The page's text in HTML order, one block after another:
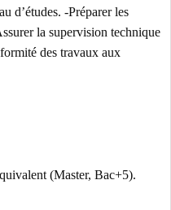
d’études. -Préparer les
-Assurer la supervision
conformité des travaux aux
équivalent (Master, Bac+5).